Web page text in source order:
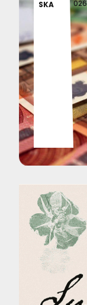
SKA 026